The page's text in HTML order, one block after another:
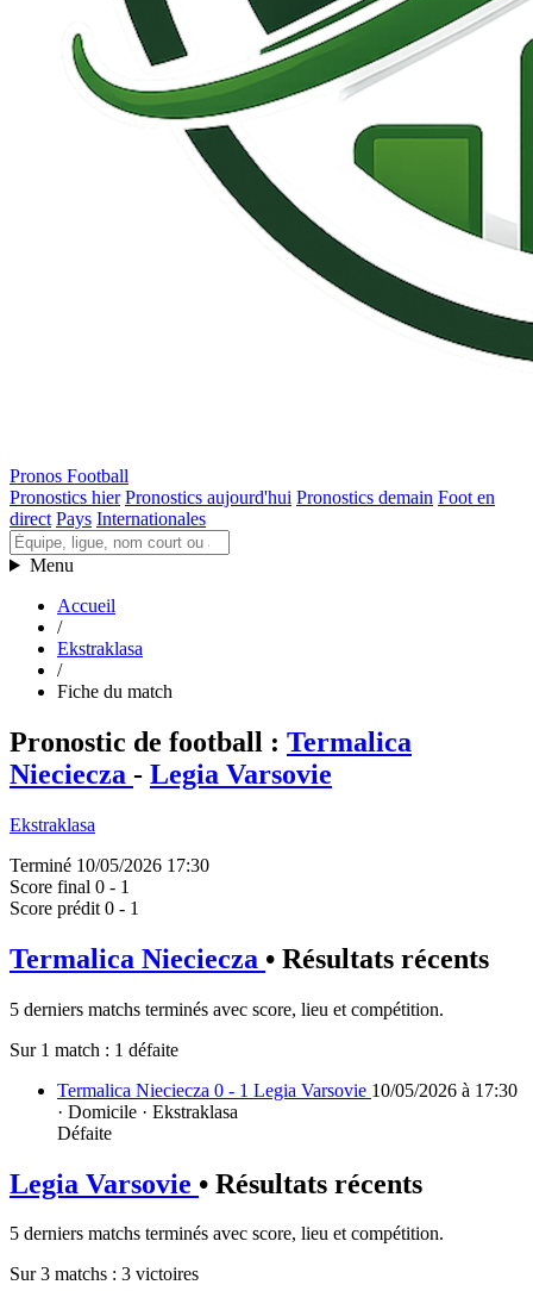
Pronos Football
Pronostics hier Pronostics aujourd'hui Pronostics demain Foot en
direct Pays Internationales
Menu
Accueil
/
Ekstraklasa
/
Fiche du match
Pronostic de football : Termalica
Nieciecza - Legia Varsovie
Ekstraklasa
Terminé 10/05/2026 17:30
Score final 0 - 1
Score prédit 0 - 1
Termalica Nieciecza • Résultats récents
5 derniers matchs terminés avec score, lieu et compétition.
Sur 1 match : 1 défaite
Termalica Nieciecza 0 - 1 Legia Varsovie 10/05/2026 à 17:30
· Domicile · Ekstraklasa
Défaite
Legia Varsovie • Résultats récents
5 derniers matchs terminés avec score, lieu et compétition.
Sur 3 matchs : 3 victoires